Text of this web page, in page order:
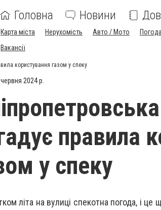
Головна Новини
Карта міста Нерухомість Авто / Мото Погода
Вакансії
користування газом у спеку
2024 р.
правила
у спеку
літа на вулиці спекотна погода, і